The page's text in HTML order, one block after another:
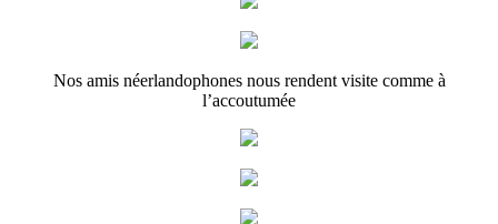
Nos amis néerlandophones nous rendent visite comme à
l’accoutumée